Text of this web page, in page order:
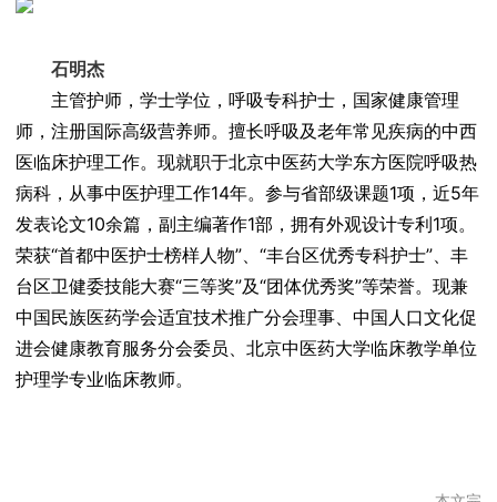
石明杰
主管护师，学士学位，呼吸专科护士，国家健康管理
师，注册国际高级营养师。擅长呼吸及老年常见疾病的中西
医临床护理工作。现就职于北京中医药大学东方医院呼吸热
病科，从事中医护理工作14年。参与省部级课题1项，近5年
发表论文10余篇，副主编著作1部，拥有外观设计专利1项。
荣获“首都中医护士榜样人物”、“丰台区优秀专科护士”、丰
台区卫健委技能大赛“三等奖”及“团体优秀奖”等荣誉。现兼
中国民族医药学会适宜技术推广分会理事、中国人口文化促
进会健康教育服务分会委员、北京中医药大学临床教学单位
护理学专业临床教师。